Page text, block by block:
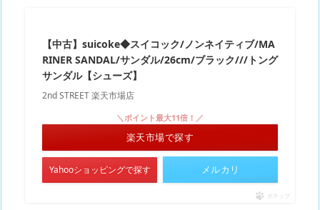
【中古】suicoke◆スイコック/ノンネイティブ/MA
RINER SANDAL/サンダル/26cm/ブラック///トング
サンダル【シューズ】
2nd STREET 楽天市場店
＼ポイント最大11倍！／
楽天市場で探す
Yahooショッピングで探す メルカリ
ポチップ